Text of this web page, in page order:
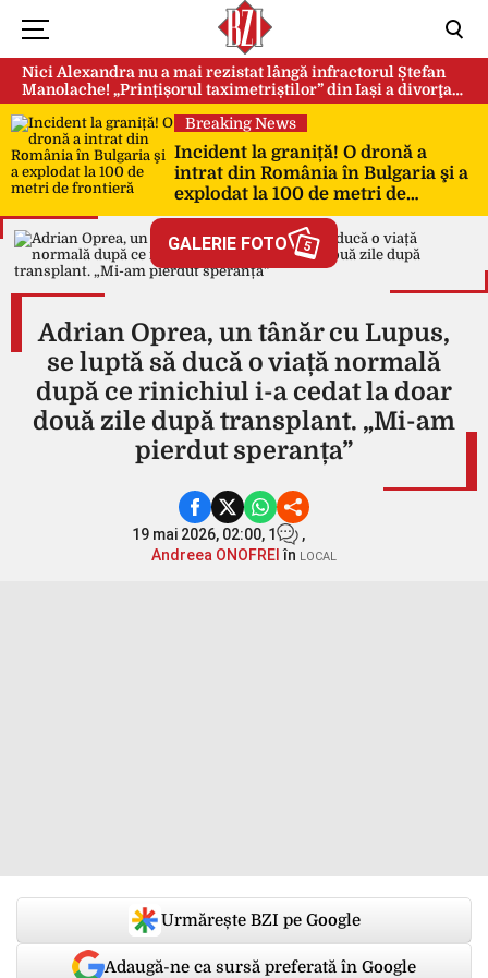
Nici Alexandra nu a mai rezistat lângă infractorul Ștefan
Manolache! „Prințișorul taximetriștilor” din Iași a divorţat
după doi ani de căsnicie
Breaking News
Incident la graniță! O dronă a
intrat din România în Bulgaria şi a
explodat la 100 de metri de
frontieră
GALERIE FOTO 5
Adrian Oprea, un tânăr cu Lupus,
se luptă să ducă o viață normală
după ce rinichiul i-a cedat la doar
două zile după transplant. „Mi-am
pierdut speranța”
19 mai 2026, 02:00, 1
,
Andreea ONOFREI în LOCAL
Urmărește BZI pe Google
Adaugă-ne ca sursă preferată în Google